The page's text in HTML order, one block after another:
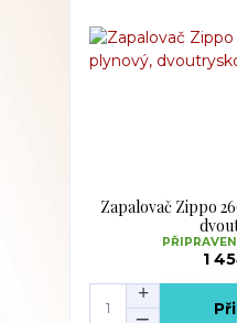
Zapalovač Zippo
1